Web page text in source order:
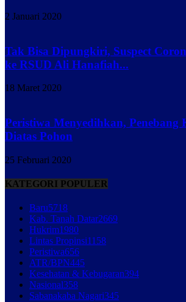
2 Januari 2020
Tak Bisa Dipungkiri, Suspect
ke RSUD Ali Hanafiah...
18 Maret 2020
Peristiwa Menyedihkan, Penebang
Diatas Pohon
25 Februari 2020
KATEGORI POPULER
Baru5718
Kab. Tanah Datar2669
Hukrim1980
Lintas Propinsi1158
Peristiwa656
ATR/BPN445
Kesehatan & Kebugaran394
Nasional358
Sabanakaba Nagari345